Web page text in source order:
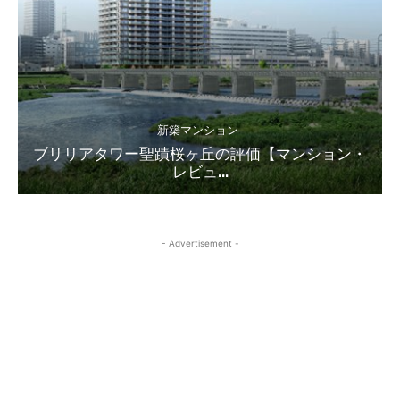
新築マンション
ブリリアタワー聖蹟桜ヶ丘の評価【マンション・
レビュ...
- Advertisement -